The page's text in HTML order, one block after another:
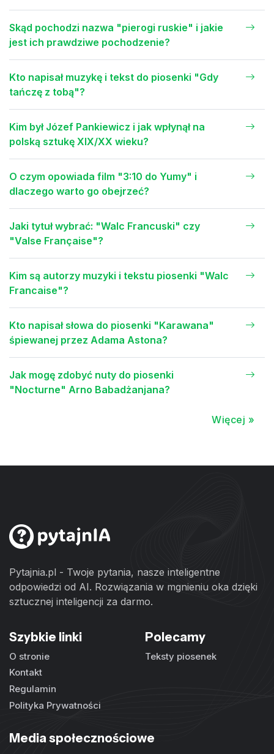
Skąd pochodzi nazwa "pierogi ruskie" i jakie
jest ich prawdziwe pochodzenie?
Kto napisał muzykę i tekst do piosenki "Gdy
tańczę z tobą"?
Kim był Józef Pankiewicz i jak wpłynął na
polską sztukę XIX/XX wieku?
O czym opowiada film "3:10 do Yumy" i
dlaczego warto go obejrzeć?
Jaki tytuł wybrać: "Walc Francuski" czy
"Valse Française"?
Kim są autorzy muzyki i tekstu piosenki "Walc
Francaise"?
Kto napisał słowa do piosenki "Karawana"
śpiewanej przez Adama Astona?
Jak mogę zdobyć nuty do piosenki
"Nocturne" Arno Babadżanjana?
Więcej »
Pytajnia.pl - Twoje pytania, nasze inteligentne
odpowiedzi od AI. Rozwiązania w mgnieniu oka dzięki
sztucznej inteligencji za darmo.
Szybkie linki
O stronie
Kontakt
Regulamin
Polityka Prywatności
Polecamy
Teksty piosenek
Media społecznościowe